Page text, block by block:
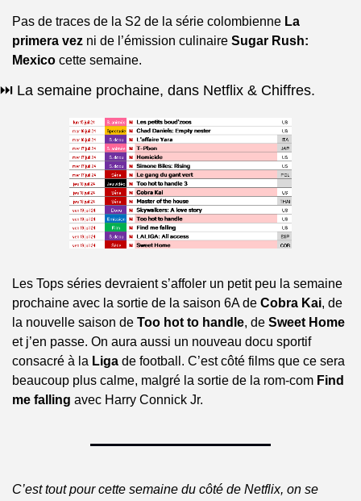
Pas de traces de la S2 de la série colombienne La
primera vez ni de l’émission culinaire Sugar Rush:
Mexico cette semaine.
⏭️ La semaine prochaine, dans Netflix & Chiffres.
Les Tops séries devraient s’affoler un petit peu la semaine
prochaine avec la sortie de la saison 6A de Cobra Kai, de
la nouvelle saison de Too hot to handle, de Sweet Home
et j’en passe. On aura aussi un nouveau docu sportif
consacré à la Liga de football. C’est côté films que ce sera
beaucoup plus calme, malgré la sortie de la rom-com Find
me falling avec Harry Connick Jr.
C’est tout pour cette semaine du côté de Netflix, on se